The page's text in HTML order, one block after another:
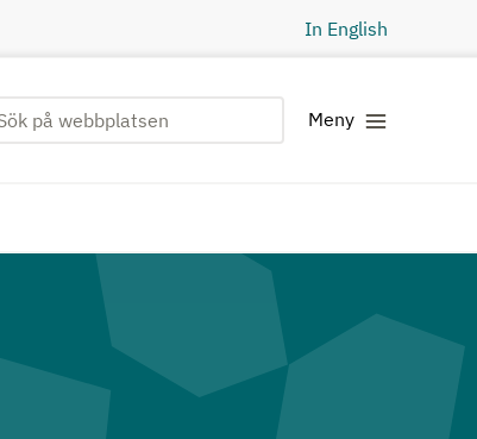
In English
på webbplatsen
sökning Meny